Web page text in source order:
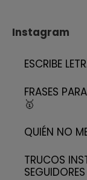
Instagram
ESCRIBE
FRASES
🥇
QUIÉN NO
TRUCOS